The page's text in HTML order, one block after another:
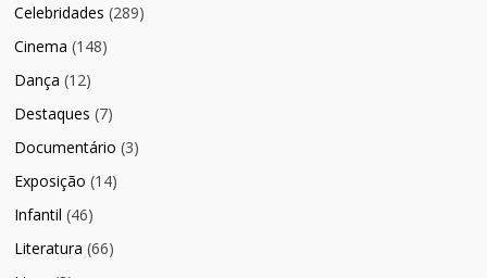
Celebridades (289)
Cinema (148)
Dança (12)
Destaques (7)
Documentário (3)
Exposição (14)
Infantil (46)
Literatura (66)